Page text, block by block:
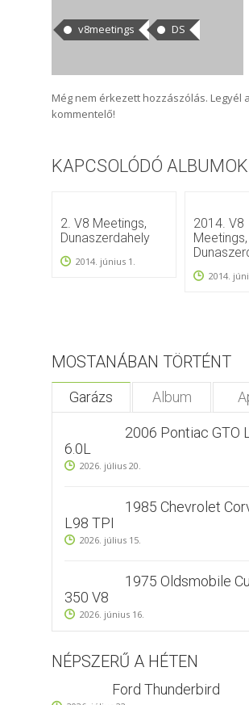
v8meetings DS
Még nem érkezett hozzászólás. Legyél
kommentelő!
KAPCSOLÓDÓ ALBUMOK
2. V8 Meetings,
Dunaszerdahely
2014. június 1.
2014. V8
Meetings,
2014.
MOSTANÁBAN TÖRTÉNT
Garázs Album
2006 Pontiac GTO
6.0L
2026. július 20.
1985 Chevrolet
L98 TPI
2026. július 15.
1975 Oldsmobile
350 V8
2026. június 16.
NÉPSZERŰ A HÉTEN
Ford Thunderbird